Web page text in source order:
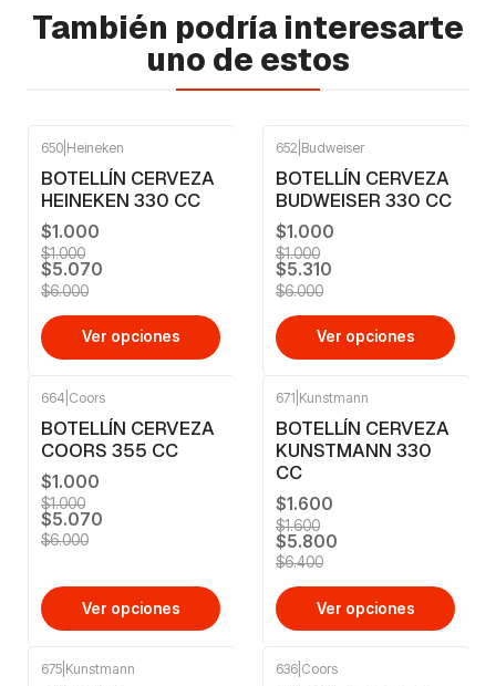
También podría interesarte
uno de estos
OFF
650 Heineken
BOTELLÍN CERVEZA
HEINEKEN 330 CC
$1.000
$1.000
$5.070
$6.000
Ver opciones
OFF
652 Budweiser
BOTELLÍN CERVEZA
BUDWEISER 330 CC
$1.000
$1.000
$5.310
$6.000
Ver opciones
664 Coors
BOTELLÍN CERVEZA
COORS 355 CC
$1.000
$1.000
$5.070
$6.000
Ver opciones
671 Kunstmann
BOTELLÍN CERVEZA
KUNSTMANN 330
CC
$1.600
$1.600
$5.800
$6.400
Ver opciones
675 Kunstmann 636 Coors